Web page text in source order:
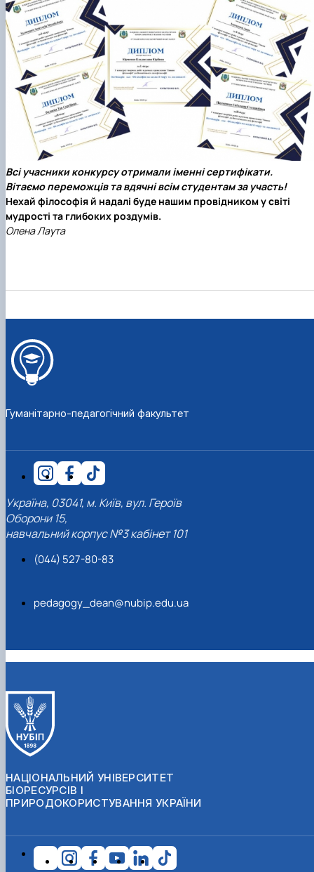
Всі учасники конкурсу отримали іменні сертифікати.
Вітаємо переможців та вдячні всім студентам за участь!
Нехай філософія й надалі буде нашим провідником у світі
мудрості та глибоких роздумів.
Олена Лаута
Гуманітарно-педагогічний факультет
Україна, 03041, м. Київ, вул. Героїв
Оборони 15,
навчальний корпус №3 кабінет 101
(044) 527-80-83
pedagogy_dean@nubip.edu.ua
НАЦІОНАЛЬНИЙ УНІВЕРСИТЕТ
БІОРЕСУРСІВ І
ПРИРОДОКОРИСТУВАННЯ УКРАЇНИ